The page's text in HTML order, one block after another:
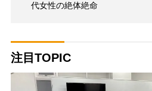
代女性の絶体絶命
注目TOPIC